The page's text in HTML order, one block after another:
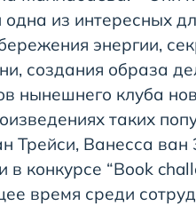
одна из интересных
энергии,
создания образа
нынешнего клуба
таких
Трейси, Ванесса
в конкурсе “Book
время среди